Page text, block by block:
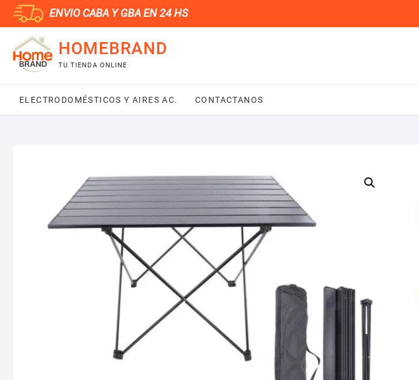
Saltar
contenido
ENVIO CABA Y GBA EN 24 HS
HOMEBRAND
TU TIENDA ONLINE
ELECTRODOMÉSTICOS Y AIRES AC. CONTACTANOS